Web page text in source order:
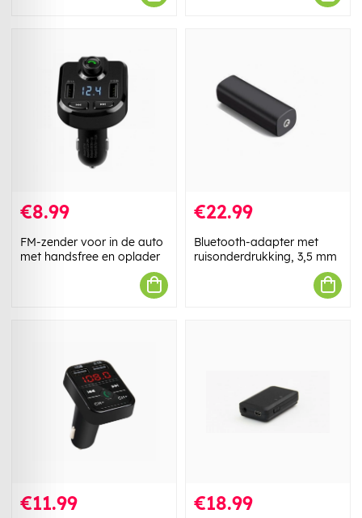
€8.99
FM-zender voor in de auto
met handsfree en oplader
€22.99
Bluetooth-adapter met
ruisonderdrukking, 3,5 mm
€11.99 €18.99